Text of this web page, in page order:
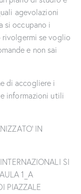
agevolazioni
si occupano i
rivolgermi se voglio
e non sai
di accogliere i
informazioni utili
IN
SI
1_A
PIAZZALE